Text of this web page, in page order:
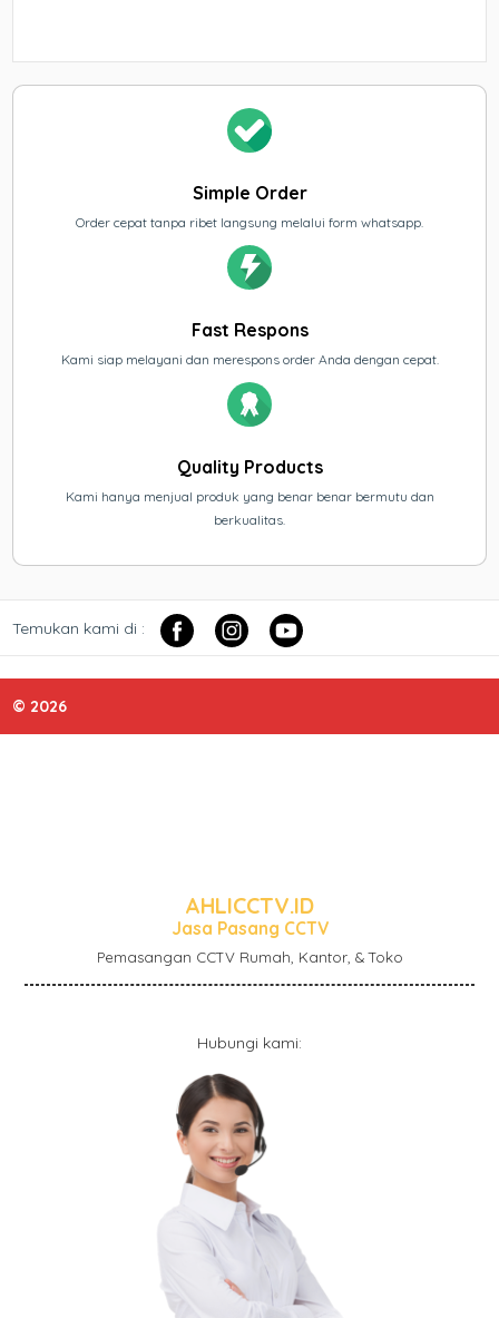
Simple Order
Order cepat tanpa ribet langsung melalui form whatsapp.
Fast Respons
Kami siap melayani dan merespons order Anda dengan cepat.
Quality Products
Kami hanya menjual produk yang benar benar bermutu dan
berkualitas.
Temukan kami di :
© 2026
AHLICCTV.ID
Jasa Pasang CCTV
Pemasangan CCTV Rumah, Kantor, & Toko
Hubungi kami: